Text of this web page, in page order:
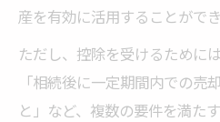
産を有効に活用することができ
ただし、控除を受けるために
「相続後に一定期間内での売
と」など、複数の要件を満た